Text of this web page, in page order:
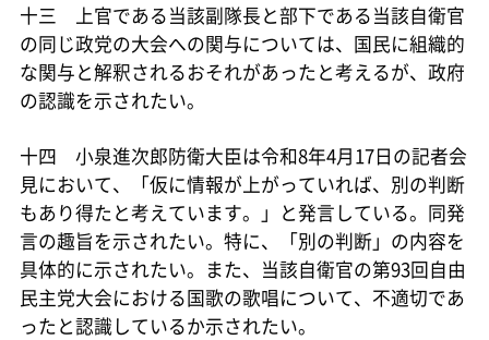
十三 上官である当該副隊長と部下である当該自衛官
の同じ政党の大会への関与については、国民に組織的
な関与と解釈されるおそれがあったと考えるが、政府
の認識を示されたい。
十四 小泉進次郎防衛大臣は令和8年4月17日の記者会
見において、「仮に情報が上がっていれば、別の判断
もあり得たと考えています。」と発言している。同発
言の趣旨を示されたい。特に、「別の判断」の内容を
具体的に示されたい。また、当該自衛官の第93回自由
民主党大会における国歌の歌唱について、不適切であ
ったと認識しているか示されたい。